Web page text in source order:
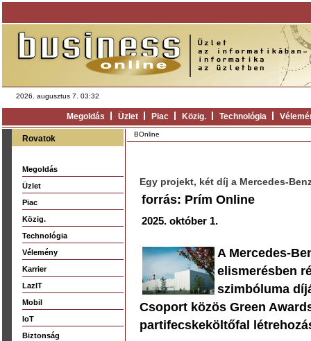
2026. augusztus 7. 03:32
Megoldás Üzlet Piac Közig. Technológia
Rovatok
Megoldás
Üzlet
Piac
Közig.
Technológia
Vélemény
Karrier
LazIT
Mobil
IoT
Biztonság
BOnline
Egy projekt, két díj a Mercedes-
forrás: Prím Online
2025. október 1.
A Mercedes-
elismerésben
szimbóluma
Csoport közös Green
partifecskeköltőfal